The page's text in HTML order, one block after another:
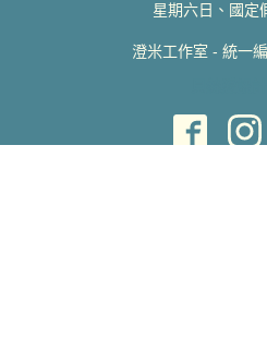
星期六日、國定
澄米工作室 - 統一